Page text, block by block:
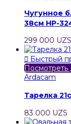
Чугунное
38см HP-
299 000 UZS
 Быстрый
Посмотреть
Ardacam
Тарелка
83 000 UZS